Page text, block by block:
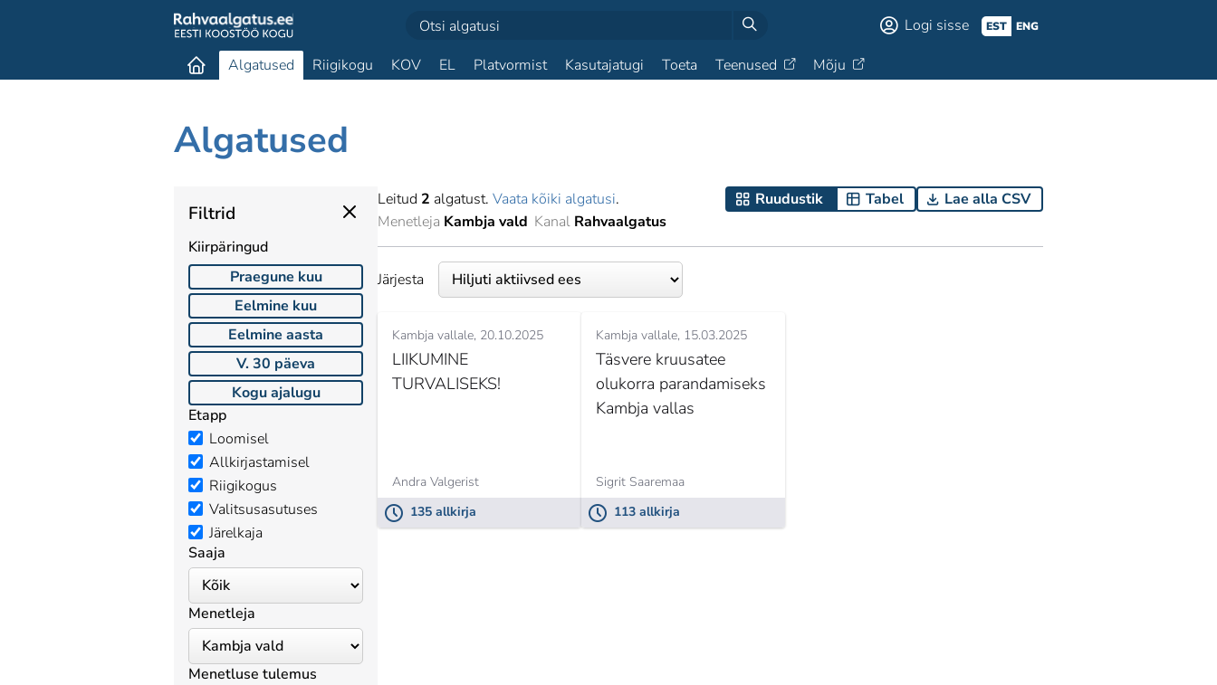
Logi sisse EST ENG
Algatused Riigikogu KOV EL Platvormist Kasutajatugi Toeta Teenused Mõju
Algatused
Filtrid
Kiirpäringud
Praegune kuu
Eelmine kuu
Eelmine aasta
V. 30 päeva
Kogu ajalugu
Etapp
Loomisel
Allkirjastamisel
Riigikogus
Valitsusasutuses
Järelkaja
Saaja
Menetleja
Menetluse tulemus
Leitud 2 algatust. Vaata kõiki algatusi. Ruudustik Tabel
Lae alla CSV
Menetleja Kambja vald Kanal Rahvaalgatus
Järjesta
Kambja vallale 20.10.2025
LIIKUMINE
TURVALISEKS!
Andra Valgerist
135 allkirja
Kambja vallale 15.03.2025
Täsvere kruusatee
olukorra parandamiseks
Kambja vallas
Sigrit Saaremaa
113 allkirja